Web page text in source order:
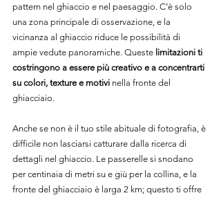
pattern nel ghiaccio e nel paesaggio. C’è solo
una zona principale di osservazione, e la
vicinanza al ghiaccio riduce le possibilità di
ampie vedute panoramiche. Queste limitazioni ti
costringono a essere più creativo e a concentrarti
su colori, texture e motivi nella fronte del
ghiacciaio.
Anche se non è il tuo stile abituale di fotografia, è
difficile non lasciarsi catturare dalla ricerca di
dettagli nel ghiaccio. Le passerelle si snodano
per centinaia di metri su e giù per la collina, e la
fronte del ghiacciaio è larga 2 km; questo ti offre